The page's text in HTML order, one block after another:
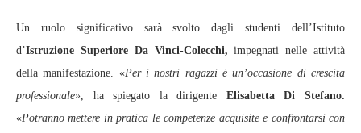
Un ruolo significativo sarà svolto dagli studenti dell’Istituto
d’Istruzione Superiore Da Vinci‑Colecchi, impegnati nelle attività
della manifestazione. «Per i nostri ragazzi è un’occasione di crescita
professionale», ha spiegato la dirigente Elisabetta Di Stefano.
«Potranno mettere in pratica le competenze acquisite e confrontarsi con